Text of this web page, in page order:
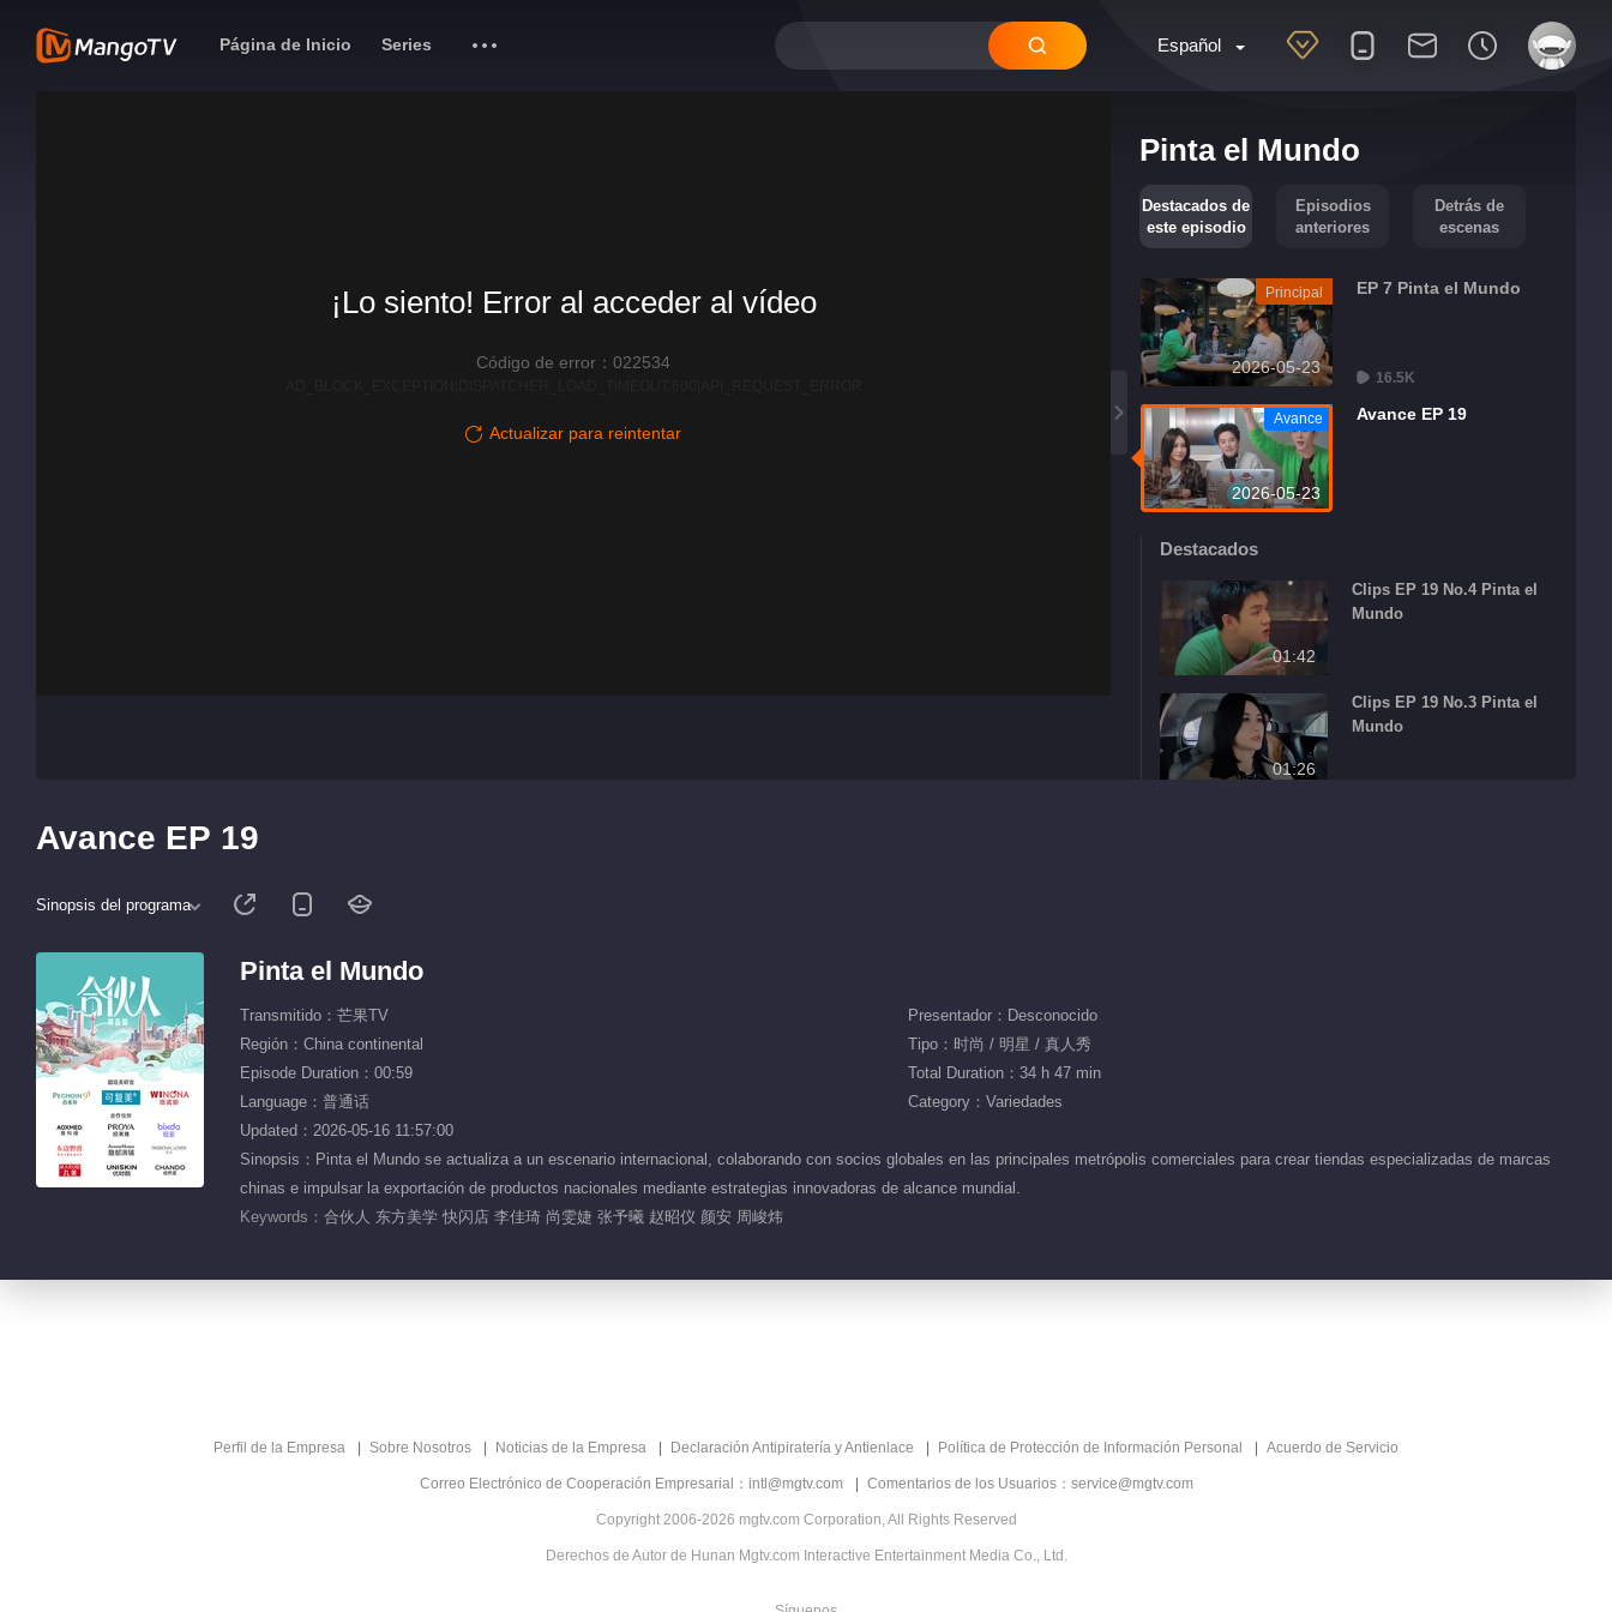
Español
Página de Inicio Series
Pinta el Mundo
Destacados de
este episodio
Episodios
anteriores
Detrás de
escenas
2026-05-23
Principal EP 7 Pinta el Mundo
16.5K
2026-05-23
Avance Avance EP 19
Destacados
01:42
Clips EP 19 No.4 Pinta el
Mundo
01:26
Clips EP 19 No.3 Pinta el
Mundo
Regreso al Corazón
¡Lo siento! Error al acceder al vídeo
Código de error：022534
Actualizar para reintentar
Avance EP 19
Sinopsis del programa
Pinta el Mundo
Transmitido：芒果TV
Presentador：Desconocido
Región：China continental
Tipo：时尚 / 明星 / 真人秀
Episode Duration：00:59
Total Duration：34 h 47 min
Language：普通话
Category：Variedades
Updated：2026-05-16 11:57:00
Sinopsis：Pinta el Mundo se actualiza a un escenario internacional, colaborando con socios globales en las principales metrópolis comerciales para crear tiendas especializadas de marcas
chinas e impulsar la exportación de productos nacionales mediante estrategias innovadoras de alcance mundial.
Keywords： 合伙人 东方美学 快闪店 李佳琦 尚雯婕 张予曦 赵昭仪 颜安 周峻炜
Perfil de la Empresa Sobre Nosotros Noticias de la Empresa Declaración Antipiratería y Antienlace Política de Protección de Información Personal Acuerdo de Servicio
Correo Electrónico de Cooperación Empresarial：intl@mgtv.com Comentarios de los Usuarios：service@mgtv.com
Copyright 2006-2026 mgtv.com Corporation, All Rights Reserved
Derechos de Autor de Hunan Mgtv.com Interactive Entertainment Media Co., Ltd.